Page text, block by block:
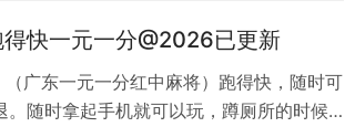
得快一元一分@2026已更新
广东一元一分红中麻将）跑得快，随时可
随时拿起手机就可以玩，蹲厕所的时候